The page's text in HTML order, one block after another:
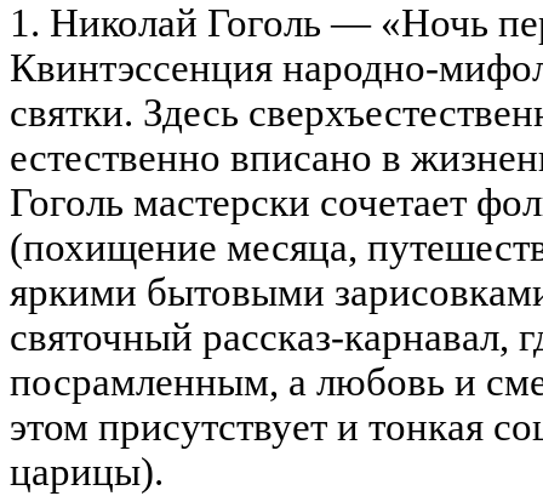
1. Николай Гоголь — «Ночь
Квинтэссенция народно-
святки. Здесь
естественно вписано в
Гоголь мастерски сочетает
(похищение месяца,
яркими бытовыми
святочный рассказ-карнавал,
посрамленным, а любовь и
этом присутствует и тонкая
царицы).